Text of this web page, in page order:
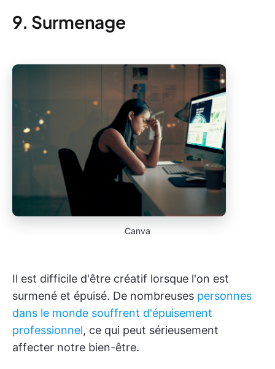
9. Surmenage
Canva
Il est difficile d'être créatif lorsque l'on est
surmené et épuisé. De nombreuses personnes
dans le monde souffrent d'épuisement
professionnel, ce qui peut sérieusement
affecter notre bien-être.